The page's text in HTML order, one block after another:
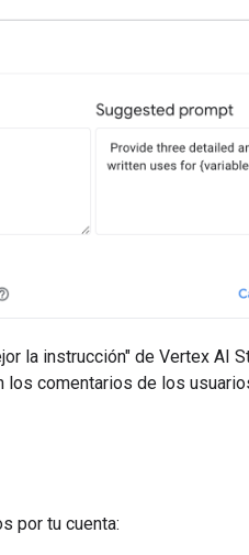
la instrucción" de Vertex AI
los comentarios de los
por tu cuenta: